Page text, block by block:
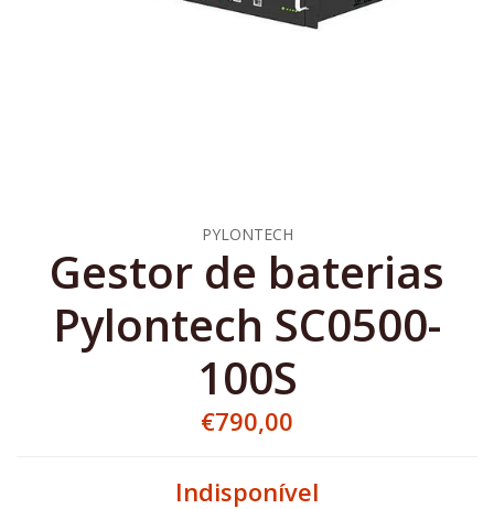
PYLONTECH
Gestor de baterias
Pylontech SC0500-
100S
€790,00
Indisponível